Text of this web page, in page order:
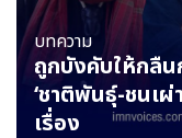
บทความ
ถูกบังคับให้กลืน
‘ชาติพันธุ์-ชนเผ่
เรื่อง